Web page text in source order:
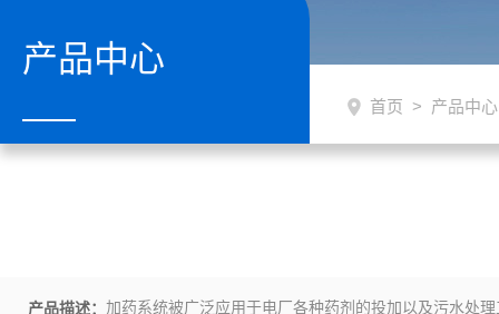
产品中心
首页 > 产品中心
产品描述： 加药系统被广泛应用于电厂各种药剂的投加以及污水处